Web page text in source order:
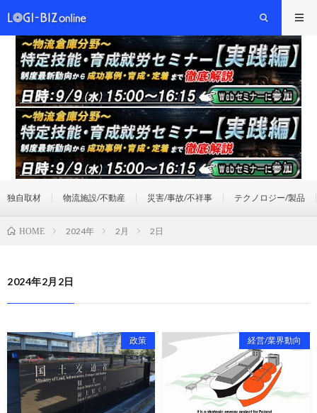
独自取材 物流施設/不動産 災害/事故/不祥事 テクノロジー/製品
HOME 2024年 2月 2日
2024年2月2日
政策 経営/業界動向